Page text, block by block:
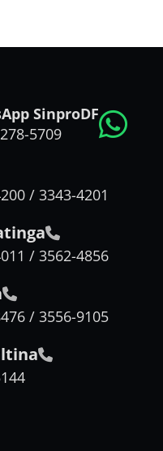
SinproDF
5709
/ 3343-4201
/ 3562-4856
/ 3556-9105